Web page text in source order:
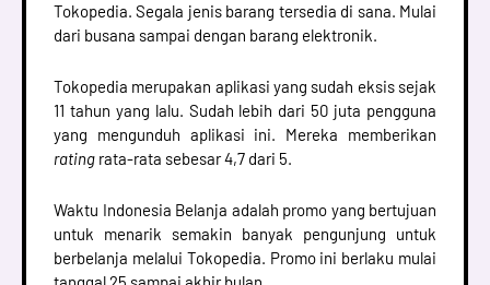
Tokopedia. Segala jenis barang tersedia di sana. Mulai
dari busana sampai dengan barang elektronik.
Tokopedia merupakan aplikasi yang sudah eksis sejak
11 tahun yang lalu. Sudah lebih dari 50 juta pengguna
yang mengunduh aplikasi ini. Mereka memberikan
rating rata-rata sebesar 4,7 dari 5.
Waktu Indonesia Belanja adalah promo yang bertujuan
untuk menarik semakin banyak pengunjung untuk
berbelanja melalui Tokopedia. Promo ini berlaku mulai